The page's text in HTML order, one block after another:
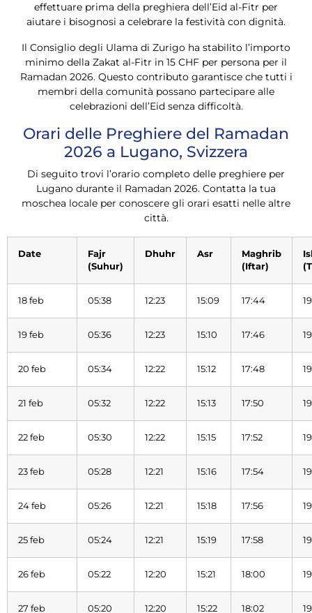
effettuare prima della preghiera dell’Eid al-Fitr per
aiutare i bisognosi a celebrare la festività con dignità.
Il Consiglio degli Ulama di Zurigo ha stabilito l’importo
minimo della Zakat al-Fitr in 15 CHF per persona per il
Ramadan 2026. Questo contributo garantisce che tutti i
membri della comunità possano partecipare alle
celebrazioni dell’Eid senza difficoltà.
Orari delle Preghiere del Ramadan
2026 a Lugano, Svizzera
Di seguito trovi l’orario completo delle preghiere per
Lugano durante il Ramadan 2026. Contatta la tua
moschea locale per conoscere gli orari esatti nelle altre
città.
Date
Fajr
(Suhur)
Dhuhr Asr
Maghrib
(Iftar)
18 feb 05:38 12:23 15:09 17:44
19 feb 05:36 12:23 15:10 17:46
20 feb 05:34 12:22 15:12 17:48
21 feb 05:32 12:22 15:13 17:50
22 feb 05:30 12:22 15:15 17:52
23 feb 05:28 12:21 15:16 17:54
24 feb 05:26 12:21 15:18 17:56
25 feb 05:24 12:21 15:19 17:58
26 feb 05:22 12:20 15:21 18:00
27 feb 05:20 12:20 15:22 18:02